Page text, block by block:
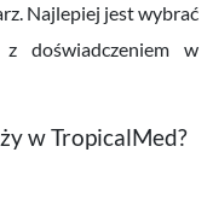
Najlepiej jest wybrać
doświadczeniem w
w TropicalMed?